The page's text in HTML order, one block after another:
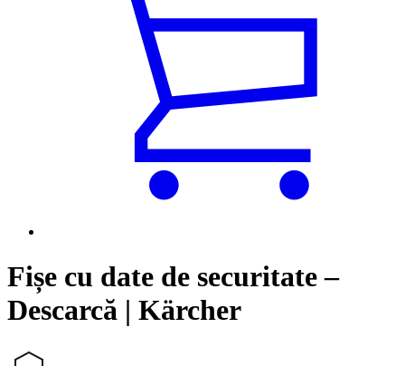
Fișe cu date de securitate –
Descarcă | Kärcher